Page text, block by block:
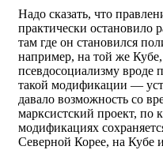
Надо сказать, что
практически остановило
там где он становился
например, на той же
псевдосоциализму вроде
такой модификации —
давало возможность со
марксистский проект, по
модификациях
Северной Корее, на Кубе